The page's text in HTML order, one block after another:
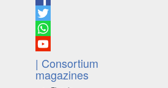
| Consortium
magazines